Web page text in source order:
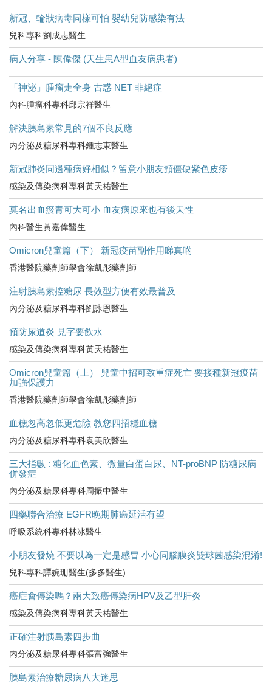
新冠、輪狀病毒同樣可怕 嬰幼兒防感染有法
兒科專科劉成志醫生
病人分享 - 陳偉傑 (天生患A型血友病患者)
「神泌」腫瘤走全身 古惑 NET 非絕症
內科腫瘤科專科邱宗祥醫生
解決胰島素常見的7個不良反應
内分泌及糖尿科專科鍾志東醫生
新冠肺炎同邊種病好相似？留意小朋友頸僵硬紫色皮疹
感染及傳染病科專科黃天祐醫生
莫名出血瘀青可大可小 血友病原來也有後天性
內科醫生黃嘉偉醫生
Omicron兒童篇（下） 新冠疫苗副作用睇真啲
香港醫院藥劑師學會徐凱彤藥劑師
注射胰島素控糖尿 長效型方便有效最普及
內分泌及糖尿科專科劉詠恩醫生
預防尿道炎 見字要飲水
感染及傳染病科專科黃天祐醫生
Omicron兒童篇（上） 兒童中招可致重症死亡 要接種新冠疫苗
加強保護力
香港醫院藥劑師學會徐凱彤藥劑師
血糖忽高忽低更危險 教您四招穩血糖
内分泌及糖尿科專科袁美欣醫生
三大指數 : 糖化血色素、微量白蛋白尿、NT-proBNP 防糖尿病
併發症
內分泌及糖尿科專科周振中醫生
四藥聯合治療 EGFR晚期肺癌延活有望
呼吸系統科專科林冰醫生
小朋友發燒 不要以為一定是感冒 小心同腦膜炎雙球菌感染混淆!
兒科專科譚婉珊醫生(多多醫生)
癌症會傳染嗎？兩大致癌傳染病HPV及乙型肝炎
感染及傳染病科專科黃天祐醫生
正確注射胰島素四步曲
内分泌及糖尿科專科張富強醫生
胰島素治療糖尿病八大迷思